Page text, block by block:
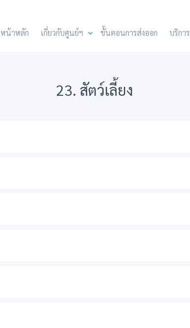
หน้าหลัก เกี่ยวกับศูนย์ฯ ขั้นตอนการส่งออก บริการ
23. สัตว์เลี้ยง